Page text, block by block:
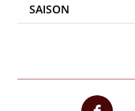
SAISON